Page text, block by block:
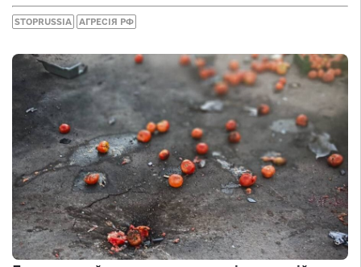
STOPRUSSIA АГРЕСІЯ РФ